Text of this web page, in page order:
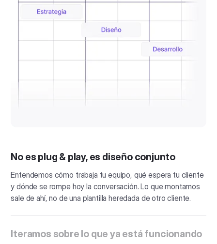
No es plug & play, es diseño conjunto
Entendemos cómo trabaja tu equipo, qué espera tu cliente
y dónde se rompe hoy la conversación. Lo que montamos
sale de ahí, no de una plantilla heredada de otro cliente.
Iteramos sobre lo que ya está funcionando